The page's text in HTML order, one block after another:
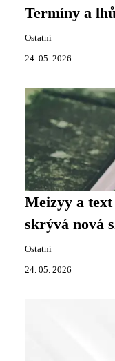
Termíny a
Ostatní
24. 05. 2026
Meizyy a
skrývá nová
Ostatní
24. 05. 2026